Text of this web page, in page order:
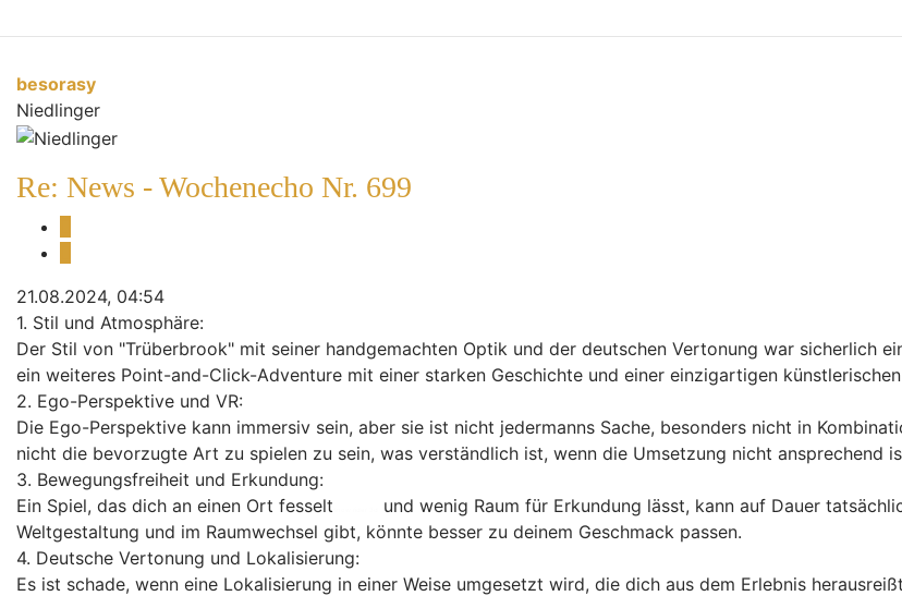
besorasy
Niedlinger
Re: News - Wochenecho Nr. 699
21.08.2024, 04:54
1. Stil und Atmosphäre:
Der Stil von "Trüberbrook" mit seiner handgemachten Optik und der deutschen Vertonung war sicherlich
ein weiteres Point-and-Click-Adventure mit einer starken Geschichte und einer einzigartigen
2. Ego-Perspektive und VR:
Die Ego-Perspektive kann immersiv sein, aber sie ist nicht jedermanns Sache, besonders nicht in
nicht die bevorzugte Art zu spielen zu sein, was verständlich ist, wenn die Umsetzung nicht ansprechend
3. Bewegungsfreiheit und Erkundung:
Ein Spiel, das dich an einen Ort fesselt
und wenig Raum für Erkundung lässt, kann auf Dauer
Weltgestaltung und im Raumwechsel gibt, könnte besser zu deinem Geschmack passen.
4. Deutsche Vertonung und Lokalisierung:
Es ist schade, wenn eine Lokalisierung in einer Weise umgesetzt wird, die dich aus dem Erlebnis